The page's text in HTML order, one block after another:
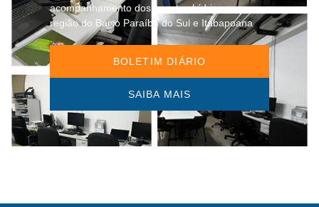
acompanhamento dos eventos hídricos na
região do Baixo Paraíba do Sul e Itabapoana
BOLETIM DIÁRIO
SAIBA MAIS